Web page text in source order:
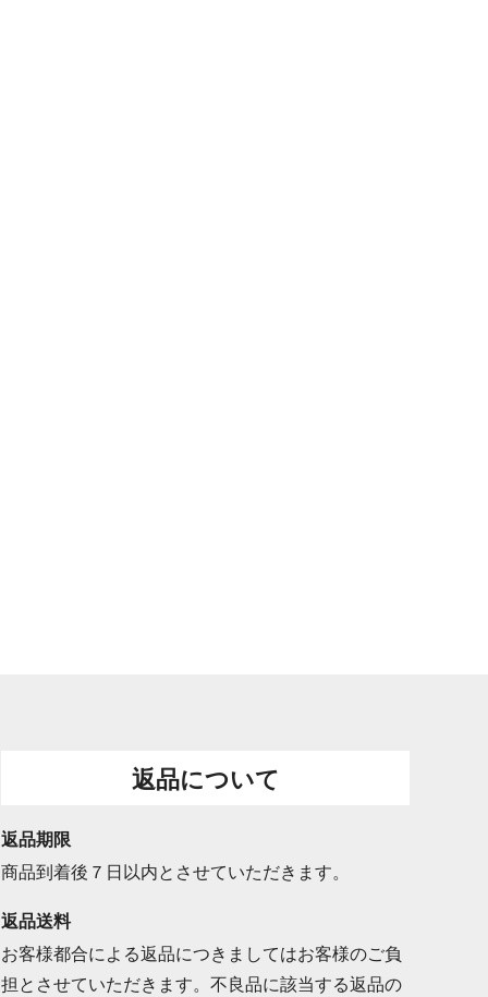
返品について
返品期限
商品到着後７日以内とさせていただきます。
返品送料
お客様都合による返品につきましてはお客様のご負
担とさせていただきます。不良品に該当する返品の